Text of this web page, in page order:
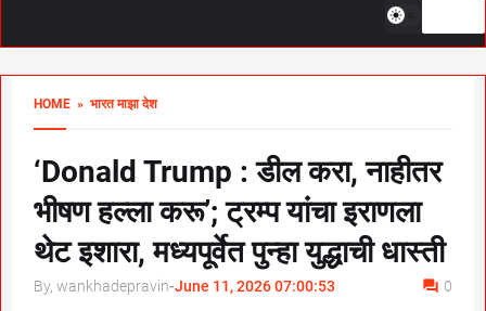
HOME » भारत माझा देश
‘Donald Trump : डील करा, नाहीतर
भीषण हल्ला करू’; ट्रम्प यांचा इराणला
थेट इशारा, मध्यपूर्वेत पुन्हा युद्धाची धास्ती
By, wankhadepravin-June 11, 2026 07:00:53 0